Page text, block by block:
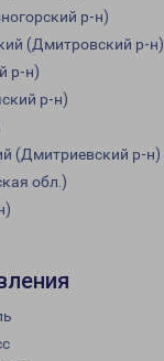
р-н)
(Дмитровский р-н)
р-н)
р-н)
(Дмитриевский р-н)
обл.)